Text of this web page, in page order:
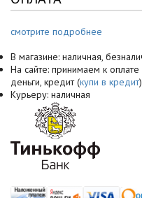
смотрите подробнее
В магазине: наличная,
На сайте: принимаем к
деньги, кредит (купи в кредит)
Курьеру: наличная